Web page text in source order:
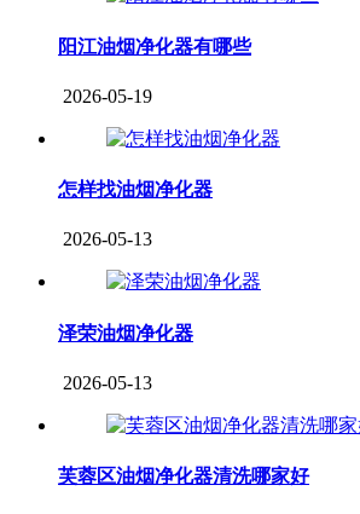
阳江油烟净化器有哪些
2026-05-19
怎样找油烟净化器
2026-05-13
泽荣油烟净化器
2026-05-13
芙蓉区油烟净化器清洗哪家好